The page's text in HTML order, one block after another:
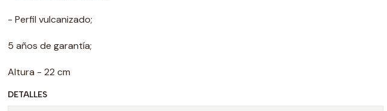
- Perfil vulcanizado;
5 años de garantía;
Altura - 22 cm
DETALLES